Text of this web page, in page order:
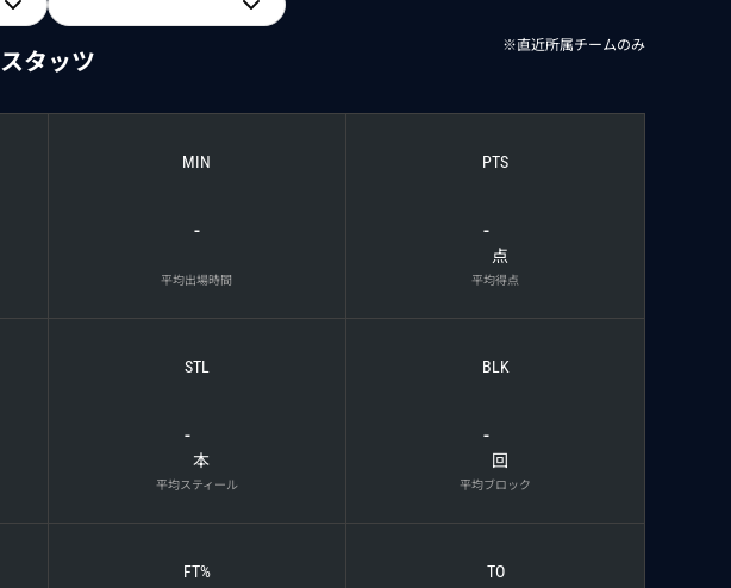
スタッツ ※直近所属チームのみ
MIN
-
平均出場時間
PTS
-
点
平均得点
STL
-
本
平均スティール
BLK
-
回
平均ブロック
FT% TO